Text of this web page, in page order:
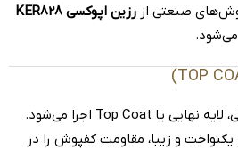
صنعتی از رزین اپوکسی KER828
می‌شود.
پس از خشک شدن لایه میانی، لایه نهایی یا Top Coat اجرا می‌شود.
یکنواخت و زیبا، مقاومت کفپوش را در